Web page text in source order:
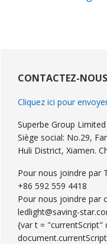
latérale
primaire
CONTACTEZ-NOUS
Cliquez ici pour
Superbe Group Limited
Siège social: No.29,
Huli District, Xiamen.
Pour nous joindre par
+86 592 559 4418
Pour nous joindre par
ledlight@saving-
{var t = "currentScript"